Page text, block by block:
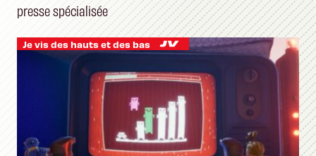
presse spécialisée
Je vis des hauts et des bas